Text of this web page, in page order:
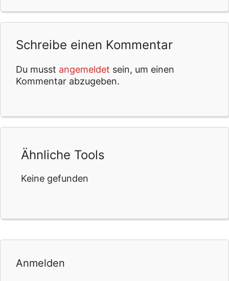
Schreibe einen Kommentar
Du musst angemeldet sein, um einen
Kommentar abzugeben.
Ähnliche Tools
Keine gefunden
Anmelden